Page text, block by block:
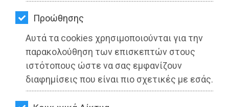
Προώθησης
Αυτά τα cookies χρησιμοποιούνται για την
παρακολούθηση των επισκεπτών στους
ιστότοπους ώστε να σας εμφανίζουν
διαφημίσεις που είναι πιο σχετικές με εσάς.
ΚΑΤΟΙΚΙΔΙΟ
ΑΓΓΕΛΙΕΣ
ΕΦΗΜΕΡΙΔΕΣ
OΔΗΓΟΣ
ΑΓΟΡΑΣ
Με εισήγηση Πέππα, απαλλαγή του
ημερήσιου ανταποδοτικού τέλους
των παραγωγών και πωλητών λαϊκών
αγορών του Μαραθώνα
Διαβάστηκε 3255 φορές